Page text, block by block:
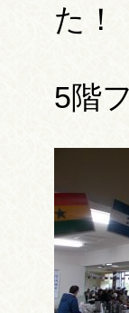
た！
5階